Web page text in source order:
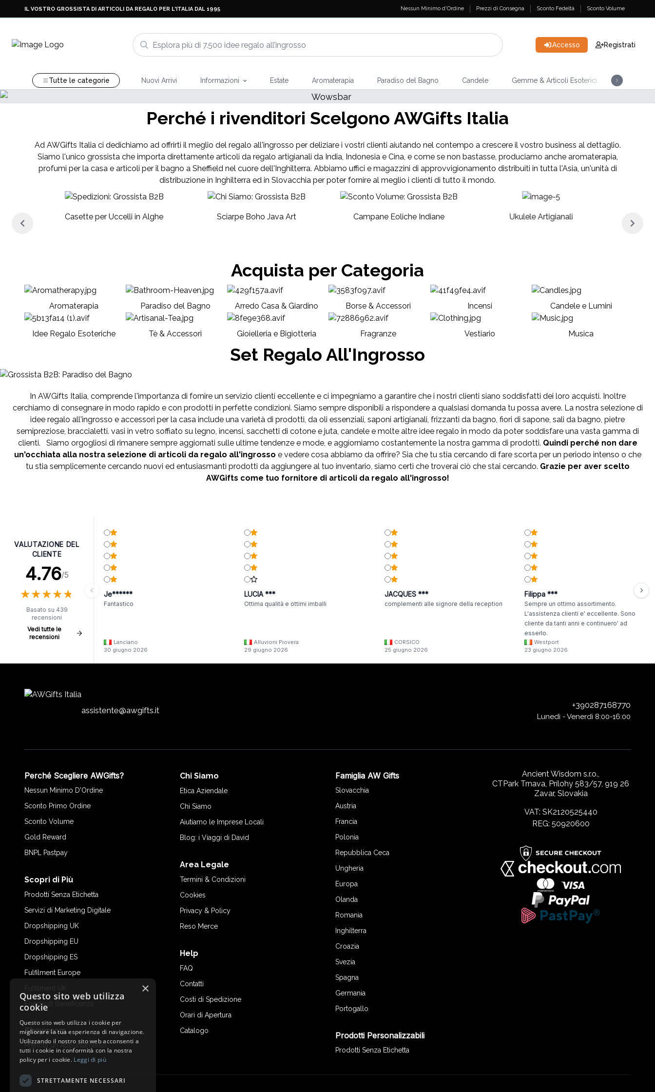
IL VOSTRO GROSSISTA DI ARTICOLI DA REGALO PER L'ITALIA DAL 1995 Nessun Minimo d'Ordine Prezzi di Consegna Sconto Fedeltà Sconto Volume
Accesso Registrati
Tutte le categorie Nuovi Arrivi Informazioni Estate Aromaterapia Paradiso del Bagno Candele Gemme & Articoli Esoterici Incensi
NUOVI ARRIVI
Mazzi di Tarocchi
Perché i rivenditori Scelgono AWGifts Italia
Ad AWGifts Italia ci dedichiamo ad offrirti il meglio del regalo all'ingrosso per deliziare i vostri clienti aiutando nel contempo a crescere il vostro business al dettaglio.
Siamo l'unico grossista che importa direttamente articoli da regalo artigianali da India, Indonesia e Cina, e come se non bastasse, produciamo anche aromaterapia,
profumi per la casa e articoli per il bagno a Sheffield nel cuore dell'Inghilterra. Abbiamo uffici e magazzini di approvvigionamento distribuiti in tutta l'Asia, un'unità di
distribuzione in Inghilterra ed in Slovacchia per poter fornire al meglio i clienti di tutto il mondo.
Casette per Uccelli in Alghe Sciarpe Boho Java Art Campane Eoliche Indiane Ukulele Artigianali
Acquista per Categoria
Aromaterapia Paradiso del Bagno Arredo Casa & Giardino Borse & Accessori Incensi Candele e Lumini
Idee Regalo Esoteriche Tè & Accessori Gioielleria e Bigiotteria Fragranze Vestiario Musica
Set Regalo All'Ingrosso
In AWGifts Italia, comprende l'importanza di fornire un servizio clienti eccellente e ci impegniamo a garantire che i nostri clienti siano soddisfatti dei loro acquisti. Inoltre
cerchiamo di consegnare in modo rapido e con prodotti in perfette condizioni. Siamo sempre disponibili a rispondere a qualsiasi domanda tu possa avere. La nostra selezione di
idee regalo all'ingrosso e accessori per la casa include una varietà di prodotti, da oli essenziali, saponi artigianali, frizzanti da bagno, fiori di sapone, sali da bagno, pietre
semipreziose, braccialetti. vasi in vetro soffiato su legno, incensi, sacchetti di cotone e juta, candele e molte altre idee regalo in modo da poter soddisfare una vasta gamma di
clienti. Siamo orgogliosi di rimanere sempre aggiornati sulle ultime tendenze e mode, e aggiorniamo costantemente la nostra gamma di prodotti. Quindi perché non dare
un'occhiata alla nostra selezione di articoli da regalo all'ingrosso e vedere cosa abbiamo da offrire? Sia che tu stia cercando di fare scorta per un periodo intenso o che
tu stia semplicemente cercando nuovi ed entusiasmanti prodotti da aggiungere al tuo inventario, siamo certi che troverai ciò che stai cercando. Grazie per aver scelto
AWGifts come tuo fornitore di articoli da regalo all'ingrosso!
VALUTAZIONE DEL
CLIENTE
4.76/5
★★★★★
★★★★★
Basato su 439
recensioni
Vedi tutte le
recensioni
Je******
Fantastico
Lanciano
30 giugno 2026
LUCIA ***
Ottima qualità e ottimi imballi
Alluvioni Piovera
29 giugno 2026
JACQUES ***
complementi alle signore della reception
CORSICO
25 giugno 2026
Filippa ***
Sempre un ottimo assortimento.
L'assistenza clienti e' eccellente. Sono
cliente da tanti anni e continuero' ad
esserlo.
Westport
23 giugno 2026
assistente@awgifts.it
+390287168770
Lunedì - Venerdì 8:00-16:00
Perché Scegliere AWGifts?
Nessun Minimo D'Ordine
Sconto Primo Ordine
Sconto Volume
Gold Reward
BNPL Pastpay
Scopri di Più
Prodotti Senza Etichetta
Servizi di Marketing Digitale
Dropshipping UK
Dropshipping EU
Dropshipping ES
Fulfilment Europe
Fulfilment UK
Fondo di Beneficenza
Showroom
Prenota un Appuntamento
Chi Siamo
Etica Aziendale
Chi Siamo
Aiutiamo le Imprese Locali
Blog: i Viaggi di David
Area Legale
Termini & Condizioni
Cookies
Privacy & Policy
Reso Merce
Help
FAQ
Contatti
Costi di Spedizione
Orari di Apertura
Catalogo
Famiglia AW Gifts
Slovacchia
Austria
Francia
Polonia
Repubblica Ceca
Ungheria
Europa
Olanda
Romania
Inghilterra
Croazia
Svezia
Spagna
Germania
Portogallo
Prodotti Personalizzabili
Prodotti Senza Etichetta
Ancient Wisdom s.r.o.,
CTPark Trnava, Prílohy 583/57, 919 26
Zavar, Slovakia
VAT: SK2120525440
REG: 50920600
×
Questo sito web utilizza
cookie
Questo sito web utilizza i cookie per
migliorare la tua esperienza di navigazione.
Utilizzando il nostro sito web acconsenti a
tutti i cookie in conformità con la nostra
policy per i cookie. Leggi di più
STRETTAMENTE NECESSARI